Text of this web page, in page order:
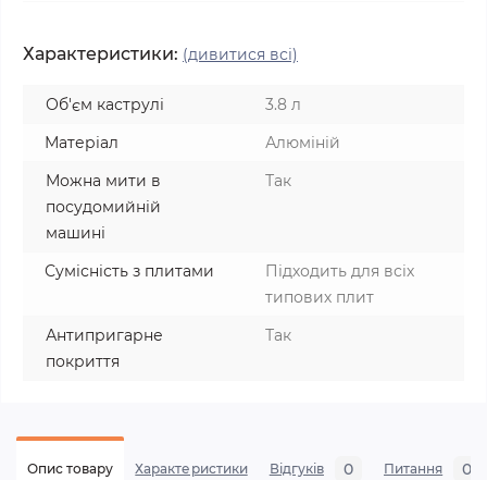
Характеристики: (дивитися всі)
Об'єм каструлі
3.8 л
Матеріал
Алюміній
Можна мити в
посудомийній
машині
Так
Сумісність з плитами
Підходить для всіх
типових плит
Антипригарне
покриття
Так
Опис товару Характеристики Відгуків 0 Питання 0